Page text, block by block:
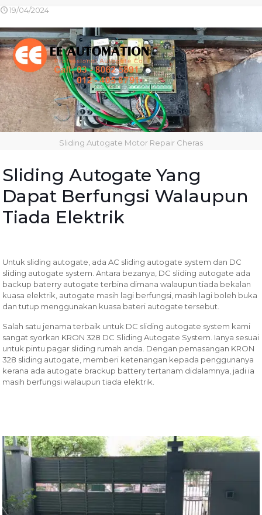
19/04/2024
Sliding Autogate Motor Repair Cheras
Sliding Autogate Yang
Dapat Berfungsi Walaupun
Tiada Elektrik
Untuk sliding autogate, ada AC sliding autogate system dan DC
sliding autogate system. Antara bezanya, DC sliding autogate ada
backup baterry autogate terbina dimana walaupun tiada bekalan
kuasa elektrik, autogate masih lagi berfungsi, masih lagi boleh buka
dan tutup menggunakan kuasa bateri autogate tersebut.
Salah satu jenama terbaik untuk DC sliding autogate system kami
sangat syorkan KRON 328 DC Sliding Autogate System. Ianya sesuai
untuk pintu pagar sliding rumah anda. Dengan pemasangan KRON
328 sliding autogate, memberi ketenangan kepada penggunanya
kerana ada autogate brackup battery tertanam didalamnya, jadi ia
masih berfungsi walaupun tiada elektrik.